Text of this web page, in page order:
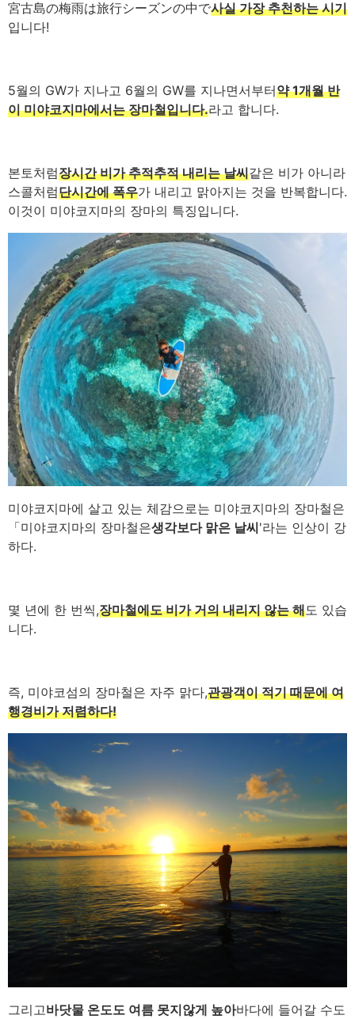
宮古島の梅雨は旅行シーズンの中で사실 가장 추천하는 시기
입니다!
5월의 GW가 지나고 6월의 GW를 지나면서부터약 1개월 반
이 미야코지마에서는 장마철입니다.라고 합니다.
본토처럼장시간 비가 추적추적 내리는 날씨같은 비가 아니라
스콜처럼단시간에 폭우가 내리고 맑아지는 것을 반복합니다.
이것이 미야코지마의 장마의 특징입니다.
미야코지마에 살고 있는 체감으로는 미야코지마의 장마철은
「미야코지마의 장마철은생각보다 맑은 날씨'라는 인상이 강
하다.
몇 년에 한 번씩,장마철에도 비가 거의 내리지 않는 해도 있습
니다.
즉, 미야코섬의 장마철은 자주 맑다,관광객이 적기 때문에 여
행경비가 저렴하다!
그리고바닷물 온도도 여름 못지않게 높아바다에 들어갈 수도